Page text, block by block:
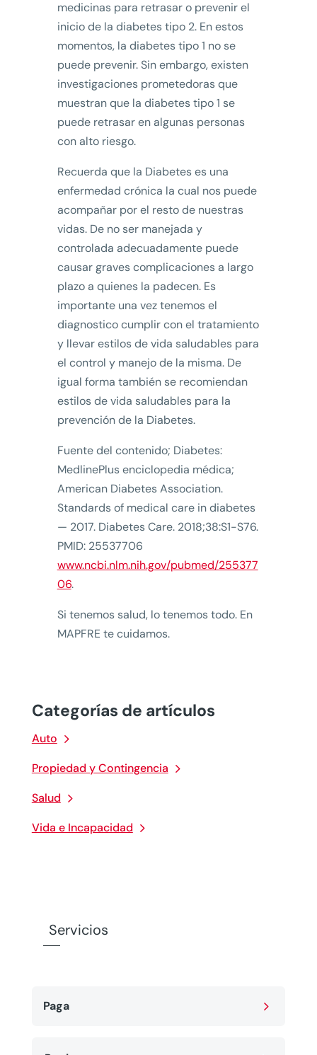
Categorías de artículos
Auto
Propiedad y Contingencia
Salud
Vida e Incapacidad
medicinas para retrasar o prevenir el
inicio de la diabetes tipo 2. En estos
momentos, la diabetes tipo 1 no se
puede prevenir. Sin embargo, existen
investigaciones prometedoras que
muestran que la diabetes tipo 1 se
puede retrasar en algunas personas
con alto riesgo.
Recuerda que la Diabetes es una
enfermedad crónica la cual nos puede
acompañar por el resto de nuestras
vidas. De no ser manejada y
controlada adecuadamente puede
causar graves complicaciones a largo
plazo a quienes la padecen. Es
importante una vez tenemos el
diagnostico cumplir con el tratamiento
y llevar estilos de vida saludables para
el control y manejo de la misma. De
igual forma también se recomiendan
estilos de vida saludables para la
prevención de la Diabetes.
Fuente del contenido; Diabetes:
MedlinePlus enciclopedia médica;
American Diabetes Association.
Standards of medical care in diabetes
— 2017. Diabetes Care. 2018;38:S1-S76.
PMID: 25537706
www.ncbi.nlm.nih.gov/pubmed/255377
06.
Si tenemos salud, lo tenemos todo. En
MAPFRE te cuidamos.
Servicios
Paga 5